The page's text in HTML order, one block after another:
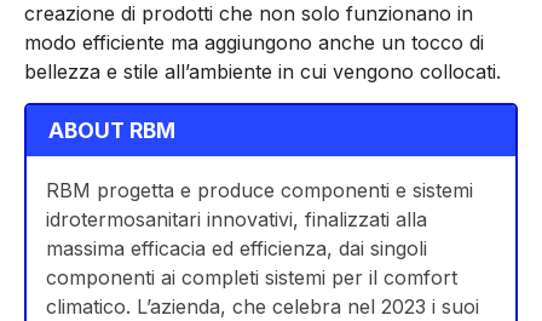
creazione di prodotti che non solo funzionano in
modo efficiente ma aggiungono anche un tocco di
bellezza e stile all’ambiente in cui vengono collocati.
ABOUT RBM
RBM progetta e produce componenti e sistemi
idrotermosanitari innovativi, finalizzati alla
massima efficacia ed efficienza, dai singoli
componenti ai completi sistemi per il comfort
climatico. L’azienda, che celebra nel 2023 i suoi